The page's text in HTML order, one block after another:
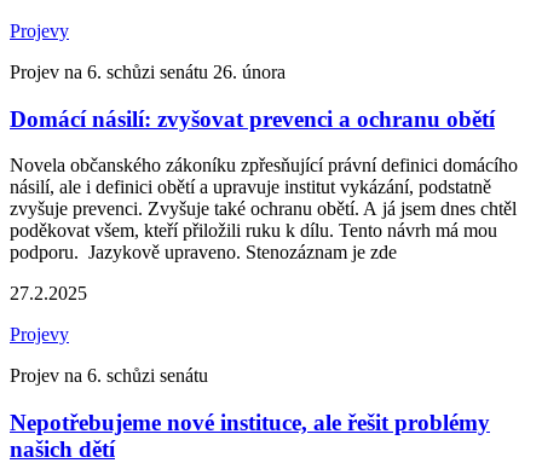
Projevy
Projev na 6. schůzi senátu 26. února
Domácí násilí: zvyšovat prevenci a ochranu obětí
Novela občanského zákoníku zpřesňující právní definici domácího
násilí, ale i definici obětí a upravuje institut vykázání, podstatně
zvyšuje prevenci. Zvyšuje také ochranu obětí. A já jsem dnes chtěl
poděkovat všem, kteří přiložili ruku k dílu. Tento návrh má mou
podporu. Jazykově upraveno. Stenozáznam je zde
27.2.2025
Projevy
Projev na 6. schůzi senátu
Nepotřebujeme nové instituce, ale řešit problémy
našich dětí